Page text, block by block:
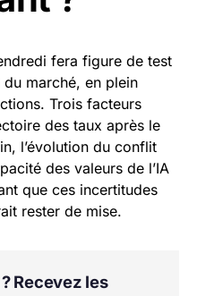
fera figure de test
du marché, en plein
Trois facteurs
des taux après le
l’évolution du conflit
des valeurs de l’IA
que ces incertitudes
rester de mise.
Recevez les